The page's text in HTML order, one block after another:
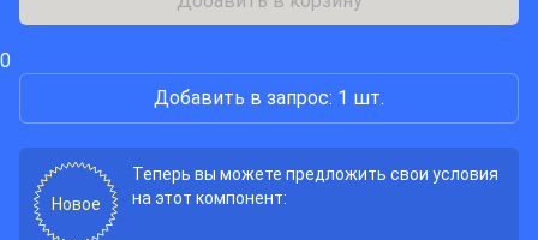
0
Добавить в запрос: 1 шт.
Новое
Теперь вы можете предложить свои условия
на этот компонент: